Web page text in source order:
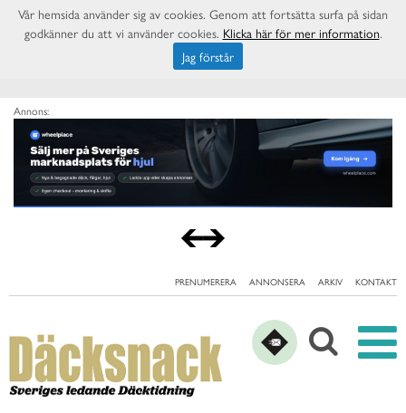
Annons:
PRENUMERERA ANNONSERA ARKIV KONTAKT
Vår hemsida använder sig av cookies. Genom att fortsätta surfa på sidan
godkänner du att vi använder cookies. Klicka här för mer information.
Jag förstår